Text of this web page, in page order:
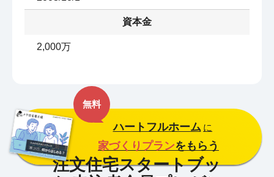
資本金
2,000万
無料
ハートフルホーム に
家づくりプランをもらう